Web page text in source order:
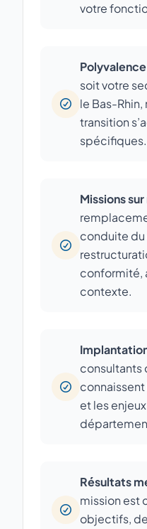
votre
soit votre
le Bas-
transition
spécifiques.
Missions
conduite
conformité,
contexte.
consultants
et les
Résultats
mission est
objectifs,